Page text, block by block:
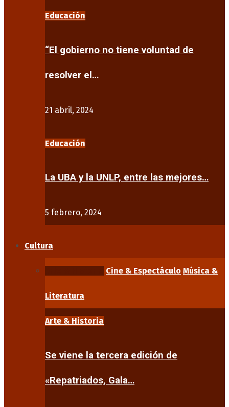
Educación
“El gobierno no tiene voluntad de
resolver el…
21 abril, 2024
Educación
La UBA y la UNLP, entre las mejores…
5 febrero, 2024
Cultura
Cine & Espectáculo Música &
Literatura
Arte & Historia
Se viene la tercera edición de
«Repatriados, Gala…